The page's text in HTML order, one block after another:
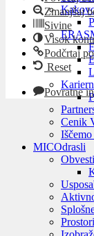
Cenik
MICOdrasli
Zmanjšaj
Sivine
Visok
Podčrtaj
Reset
Povratne